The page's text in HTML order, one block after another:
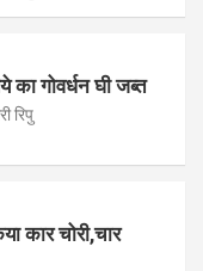
गोवर्धन घी जब्त
रिपु
कार चोरी,चार